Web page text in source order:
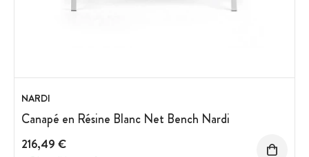
NARDI
Canapé en Résine Blanc Net Bench Nardi
216,49 €